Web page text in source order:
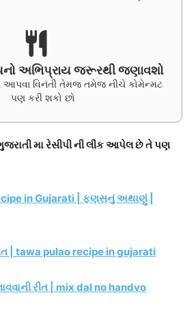
અભિપ્રાય જરૂરથી જણાવશો
આપવા વિનંતી તેમજ તમેજ નીચે કોમેન્મટ
પણ કરી શકો છો
મા રેસીપી ની લીંક આપેલ છે તે પણ
in Gujarati | ફણસનું અથાણું |
| tawa pulao recipe in gujarati
રીત | mix dal no handvo